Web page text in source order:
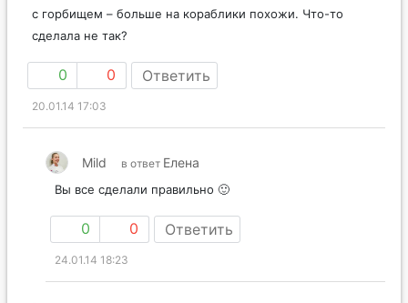
с горбищем – больше на кораблики похожи. Что-то
сделала не так?
0 0 Ответить
20.01.14 17:03
Mild в ответ Елена
Вы все сделали правильно 🙂
0 0 Ответить
24.01.14 18:23